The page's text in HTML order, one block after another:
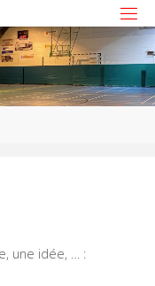
une idée, … :